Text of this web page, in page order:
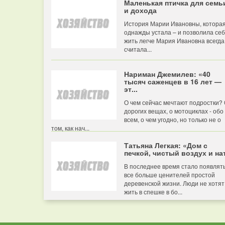
Маленькая птичка для
и дохода
История Марии Ивановны, которая
однажды устала – и позволила
жить легче Мария Ивановна всегда
считала...
Нариман Джемилев: «40
тысяч саженцев в 16 лет —
эт...
О чем сейчас мечтают подростки?
дорогих вещах, о мотоциклах - обо
всем, о чем угодно, но только не о
том, как нач...
Татьяна Легкая: «Дом с
печкой, чистый воздух и
В последнее время стало
все больше ценителей простой
деревенской жизни. Люди не хотят
жить в спешке в бо...